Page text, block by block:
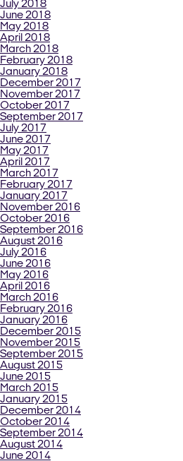
July 2018
June 2018
May 2018
April 2018
March 2018
February 2018
January 2018
December 2017
November 2017
October 2017
September 2017
July 2017
June 2017
May 2017
April 2017
March 2017
February 2017
January 2017
November 2016
October 2016
September 2016
August 2016
July 2016
June 2016
May 2016
April 2016
March 2016
February 2016
January 2016
December 2015
November 2015
September 2015
August 2015
June 2015
March 2015
January 2015
December 2014
October 2014
September 2014
August 2014
June 2014